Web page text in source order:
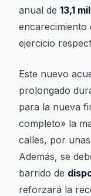
anual de 13,1
encarecimiento
ejercicio
Este nuevo
prolongado
para la nueva
completo» la
calles, por
Además, se
barrido de
reforzará la